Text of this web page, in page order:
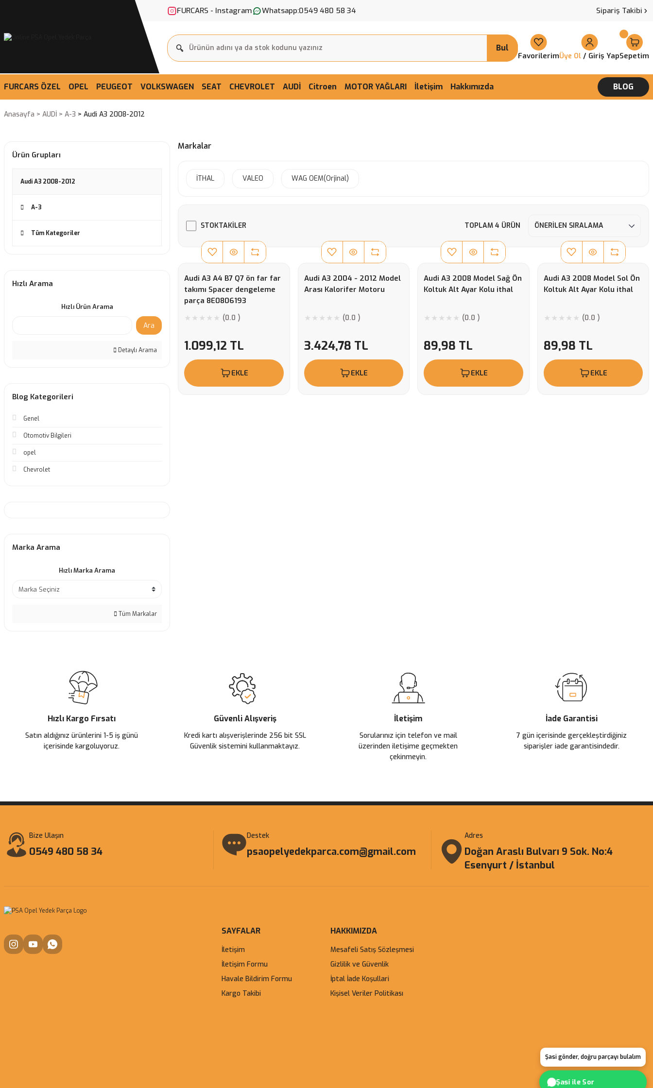
FURCARS - Instagram Whatsapp:0549 480 58 34 Sipariş Takibi
Bul
FavorilerimÜye Ol / Giriş YapSepetim
FURCARS ÖZEL OPEL PEUGEOT VOLKSWAGEN SEAT CHEVROLET AUDİ Citroen MOTOR YAĞLARI İletişim Hakkımızda BLOG
Anasayfa AUDİ A-3 Audi A3 2008-2012
Ürün Grupları
Audi A3 2008-2012
A-3
Tüm Kategoriler
Hızlı Arama
Hızlı Ürün Arama
Ara
Detaylı Arama
Blog Kategorileri
Genel
Otomotiv Bilgileri
opel
Chevrolet
Marka Arama
Hızlı Marka Arama
Tüm Markalar
Markalar
İTHAL VALEO WAG OEM(Orjinal)
STOKTAKILER TOPLAM 4 ÜRÜN
Audi A3 A4 B7 Q7 ön far far
takımı Spacer dengeleme
parça 8E0806193
(0.0 )
1.099,12 TL
EKLE
Audi A3 2004 - 2012 Model
Arası Kalorifer Motoru
(0.0 )
3.424,78 TL
EKLE
Audi A3 2008 Model Sağ Ön
Koltuk Alt Ayar Kolu ithal
(0.0 )
89,98 TL
EKLE
Audi A3 2008 Model Sol Ön
Koltuk Alt Ayar Kolu ithal
(0.0 )
89,98 TL
EKLE
Hızlı Kargo Fırsatı
Satın aldığınız ürünlerini 1-5 iş günü
içerisinde kargoluyoruz.
Güvenli Alışveriş
Kredi kartı alışverişlerinde 256 bit SSL
Güvenlik sistemini kullanmaktayız.
İletişim
Sorularınız için telefon ve mail
üzerinden iletişime geçmekten
çekinmeyin.
İade Garantisi
7 gün içerisinde gerçekleştirdiğiniz
siparişler iade garantisindedir.
Bize Ulaşın
0549 480 58 34
Destek
psaopelyedekparca.com@gmail.com
Adres
Doğan Araslı Bulvarı 9 Sok. No:4
Esenyurt / İstanbul
Şasi gönder, doğru parçayı bulalım
Şasi ile Sor
SAYFALAR
İletişim
İletişim Formu
Havale Bildirim Formu
Kargo Takibi
HAKKIMIZDA
Mesafeli Satış Sözleşmesi
Gizlilik ve Güvenlik
İptal İade Koşullari
Kişisel Veriler Politikası